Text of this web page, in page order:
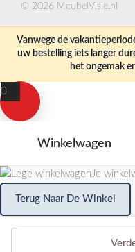
© 2026 MeubelVisie.nl
Vanwege de
uw bestelling iets langer
het ongemak
0
Winkelwagen
Je
Terug Naar De Winkel